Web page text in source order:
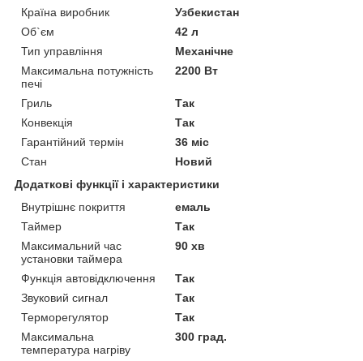
Країна виробник
Узбекистан
Об`єм
42 л
Тип управління
Механічне
Максимальна потужність
печі
2200 Вт
Гриль
Так
Конвекція
Так
Гарантійний термін
36 міс
Стан
Новий
Додаткові функції і характеристики
Внутрішнє покриття
емаль
Таймер
Так
Максимальний час
установки таймера
90 хв
Функція автовідключення
Так
Звуковий сигнал
Так
Терморегулятор
Так
Максимальна
температура нагріву
300 град.